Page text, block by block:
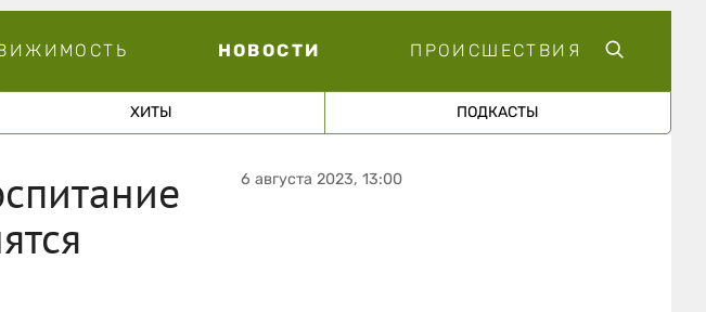
НОВОСТИ ПРОИСШЕСТВИЯ
ХИТЫ ПОДКАСТЫ
6 августа 2023, 13:00